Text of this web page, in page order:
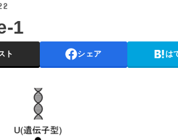
1
ト シェア は